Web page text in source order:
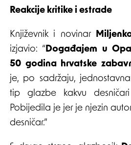
Reakcije kritike i estrade
Književnik i novinar
izjavio: “Događajem u
50 godina hrvatske
je, po sadržaju,
tip glazbe kakvu
Pobijedila je jer je njezin
desničar.”